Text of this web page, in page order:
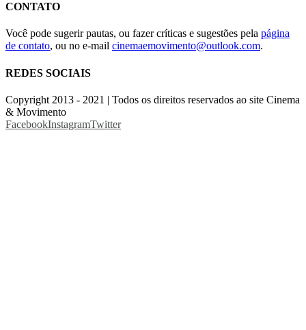
CONTATO
Você pode sugerir pautas, ou fazer críticas e sugestões pela página
de contato, ou no e-mail cinemaemovimento@outlook.com.
REDES SOCIAIS
Copyright 2013 - 2021 | Todos os direitos reservados ao site Cinema
& Movimento
FacebookInstagramTwitter